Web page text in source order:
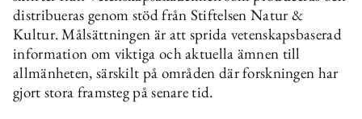
distribueras genom stöd från Stiftelsen Natur &
Kultur. Målsättningen är att sprida vetenskapsbaserad
information om viktiga och aktuella ämnen till
allmänheten, särskilt på områden där forskningen har
gjort stora framsteg på senare tid.